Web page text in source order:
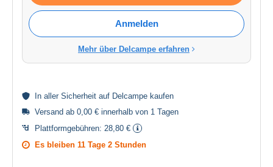
Anmelden
Mehr über Delcampe erfahren
In aller Sicherheit auf Delcampe kaufen
Versand ab 0,00 € innerhalb von 1 Tagen
Plattformgebühren: 28,80 €
Es bleiben 11 Tage 2 Stunden